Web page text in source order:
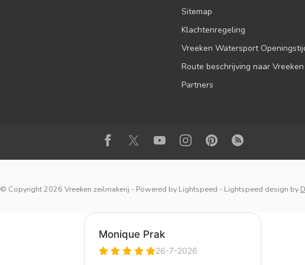
Sitemap
Klachtenregeling
Vreeken Watersport
Route beschrijving naar Vreeken
Partners
© Copyright 2026 Vreeken zeilmakerij - Powered by Lightspeed - Lightspeed design by